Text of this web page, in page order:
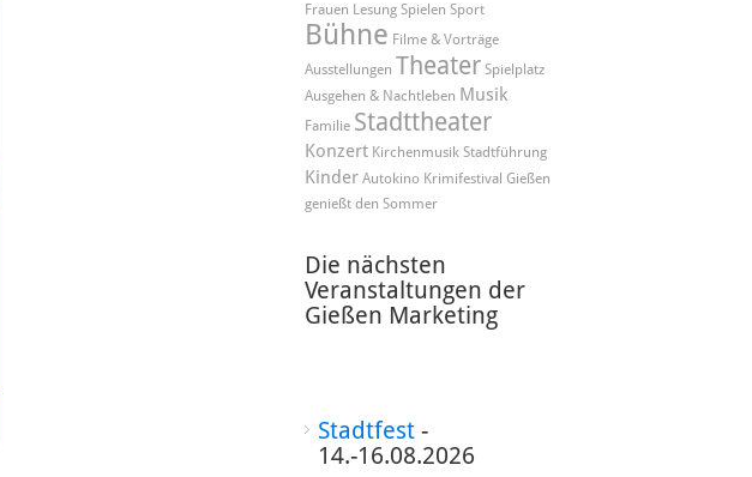
Frauen Lesung Spielen Sport
Bühne Filme & Vorträge
Ausstellungen Theater Spielplatz
Ausgehen & Nachtleben Musik
Familie Stadttheater
Konzert Kirchenmusik Stadtführung
Kinder Autokino Krimifestival Gießen
genießt den Sommer
Die nächsten
Veranstaltungen der
Gießen Marketing
Stadtfest-
14.-16.08.2026